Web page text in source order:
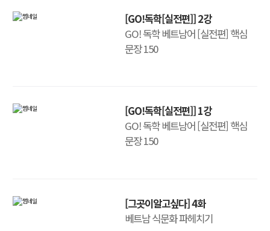
[GO!독학[실전편]] 2강
GO! 독학 베트남어 [실전편] 핵심
문장 150
[GO!독학[실전편]] 1강
GO! 독학 베트남어 [실전편] 핵심
문장 150
[그곳이알고싶다] 4화
베트남 식문화 파헤치기